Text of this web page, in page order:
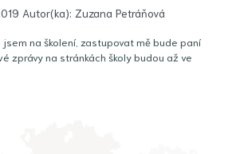
Autor(ka): Zuzana Petráňová
na školení, zastupovat mě bude paní
zprávy na stránkách školy budou až ve